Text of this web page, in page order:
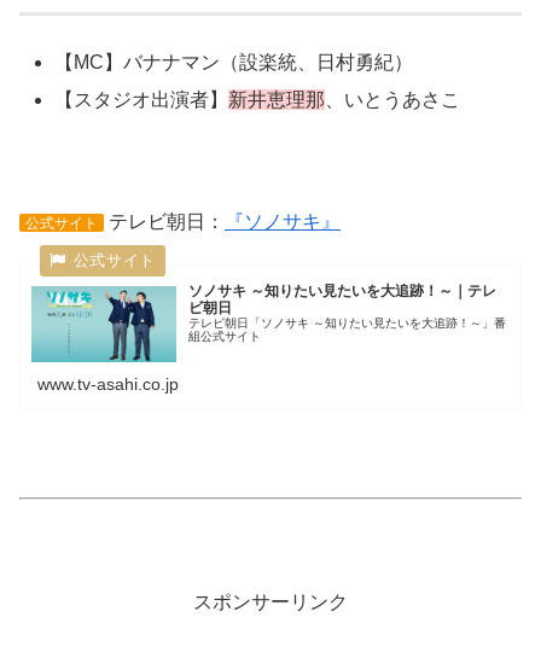
【MC】バナナマン（設楽統、日村勇紀）
【スタジオ出演者】 新井恵理那 、いとうあさこ
公式サイト テレビ朝日： 『ソノサキ』
ソノサキ ～知りたい見たいを大追跡！～｜テレ
ビ朝日
テレビ朝日「ソノサキ ～知りたい見たいを大追跡！～」番
組公式サイト
www.tv-asahi.co.jp
スポンサーリンク